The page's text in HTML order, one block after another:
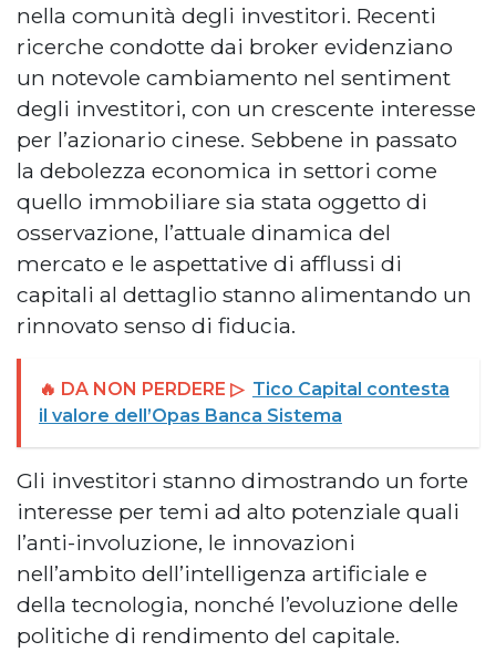
nella comunità degli investitori. Recenti
ricerche condotte dai broker evidenziano
un notevole cambiamento nel sentiment
degli investitori, con un crescente interesse
per l’azionario cinese. Sebbene in passato
la debolezza economica in settori come
quello immobiliare sia stata oggetto di
osservazione, l’attuale dinamica del
mercato e le aspettative di afflussi di
capitali al dettaglio stanno alimentando un
rinnovato senso di fiducia.
🔥 DA NON PERDERE ▷ Tico Capital contesta
il valore dell’Opas Banca Sistema
Gli investitori stanno dimostrando un forte
interesse per temi ad alto potenziale quali
l’anti-involuzione, le innovazioni
nell’ambito dell’intelligenza artificiale e
della tecnologia, nonché l’evoluzione delle
politiche di rendimento del capitale.